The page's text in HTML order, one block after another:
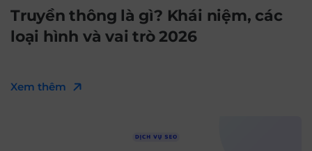
Truyền thông là gì? Khái niệm, các
loại hình và vai trò 2026
Xem thêm